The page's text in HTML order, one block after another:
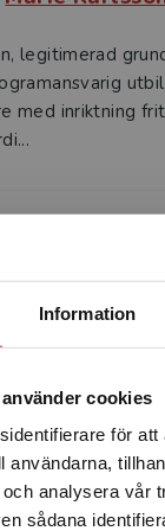
Information
cookies
för att
användarna,
analysera vår
sådana
legitimerad
med inriktning
på
med